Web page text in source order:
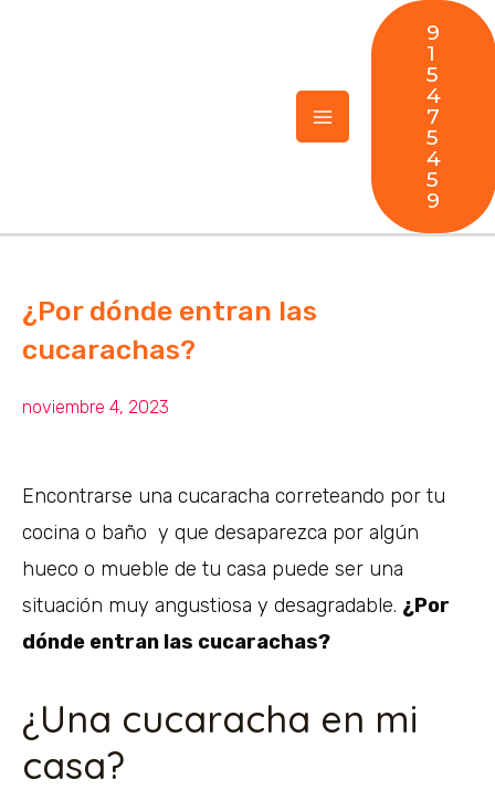
MAIN
MENU
9
1
5
4
7
5
4
5
9
¿Por dónde entran las
cucarachas?
noviembre 4, 2023
Encontrarse una cucaracha correteando por tu
cocina o baño y que desaparezca por algún
hueco o mueble de tu casa puede ser una
situación muy angustiosa y desagradable. ¿Por
dónde entran las cucarachas?
¿Una cucaracha en mi
casa?